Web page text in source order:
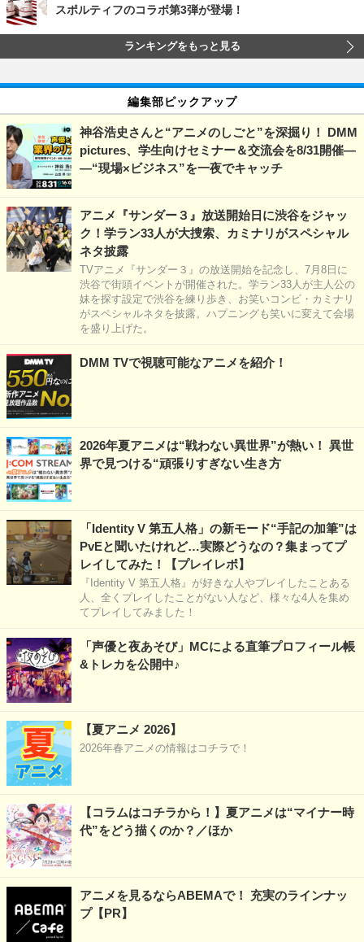
スポルティフのコラボ第3弾が登場！
ランキングをもっと見る
編集部ピックアップ
神谷浩史さんと“アニメのしごと”を深掘り！ DMM
pictures、学生向けセミナー＆交流会を8/31開催―
―“現場×ビジネス”を一夜でキャッチ
アニメ『サンダー３』放送開始日に渋谷をジャッ
ク！学ラン33人が大捜索、カミナリがスペシャル
ネタ披露
TVアニメ『サンダー３』の放送開始を記念し、7月8日に
渋谷で街頭イベントが開催された。学ラン33人が主人公の
妹を探す設定で渋谷を練り歩き、お笑いコンビ・カミナリ
がスペシャルネタを披露。ハプニングも笑いに変えて会場
を盛り上げた。
DMM TVで視聴可能なアニメを紹介！
2026年夏アニメは“戦わない異世界”が熱い！ 異世
界で見つける“頑張りすぎない生き方
「Identity V 第五人格」の新モード“手記の加筆”は
PvEと聞いたけれど…実際どうなの？集まってプ
レイしてみた！【プレイレポ】
『Identity V 第五人格』が好きな人やプレイしたことある
人、全くプレイしたことがない人など、様々な4人を集め
てプレイしてみました！
「声優と夜あそび」MCによる直筆プロフィール帳
&トレカを公開中♪
【夏アニメ 2026】
2026年春アニメの情報はコチラで！
【コラムはコチラから！】夏アニメは“マイナー時
代”をどう描くのか？／ほか
アニメを見るならABEMAで！ 充実のラインナッ
プ【PR】